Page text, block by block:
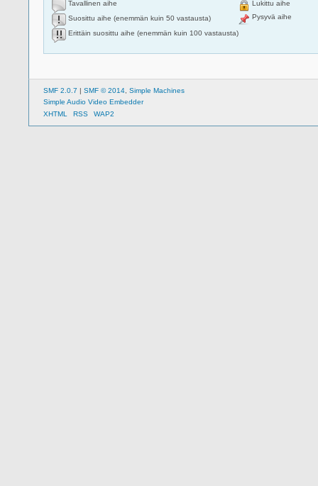
Tavallinen aihe
Suosittu aihe (enemmän kuin 50 vastausta)
Erittäin suosittu aihe (enemmän kuin 100 vastausta)
Lukittu aihe
Pysyvä aihe
SMF 2.0.7 | SMF © 2014 Simple Machines
Simple Audio Video Embedder
XHTML
RSS WAP2